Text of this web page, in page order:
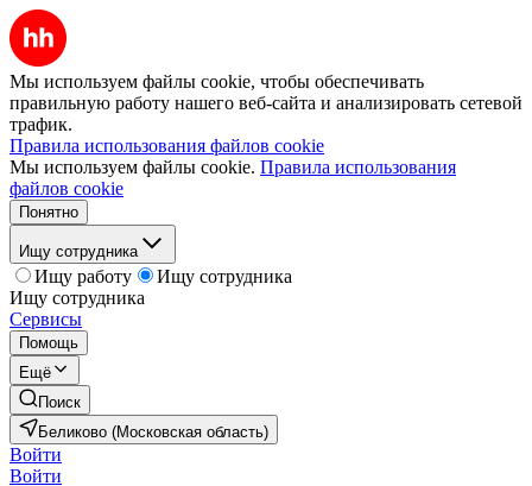
Мы используем файлы cookie, чтобы обеспечивать
правильную работу нашего веб-сайта и анализировать сетевой
трафик.
Правила использования файлов cookie
Мы используем файлы cookie. Правила использования
файлов cookie
Понятно
Ищу сотрудника
Ищу работу
Ищу сотрудника
Ищу сотрудника
Сервисы
Помощь
Ещё
Поиск
Беликово (Московская область)
Войти
Войти